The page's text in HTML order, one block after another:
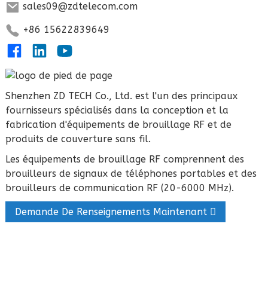
sales09@zdtelecom.com
+86 15622839649
Shenzhen ZD TECH Co., Ltd. est l'un des principaux
fournisseurs spécialisés dans la conception et la
fabrication d'équipements de brouillage RF et de
produits de couverture sans fil.
Les équipements de brouillage RF comprennent des
brouilleurs de signaux de téléphones portables et des
brouilleurs de communication RF (20-6000 MHz).
Demande De Renseignements Maintenant